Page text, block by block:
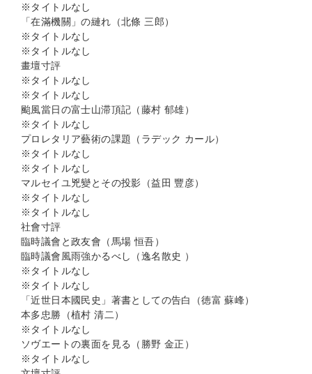
※タイトルなし
「在滿機關」の縺れ（北條 三郎）
※タイトルなし
※タイトルなし
畫壇寸評
※タイトルなし
※タイトルなし
颱風當日の富士山滞頂記（藤村 郁雄）
※タイトルなし
プロレタリア藝術の課題（ラデック カール）
※タイトルなし
※タイトルなし
マルセイユ兇變とその投影（益田 豐彦）
※タイトルなし
※タイトルなし
社會寸評
臨時議會と政友會（馬場 恒吾）
臨時議會風雨強かるべし（逸名散史 ）
※タイトルなし
※タイトルなし
「近世日本國民史」著書としての告白（徳富 蘇峰）
本多忠勝（植村 清二）
※タイトルなし
ソヴエートの裏面を見る（勝野 金正）
※タイトルなし